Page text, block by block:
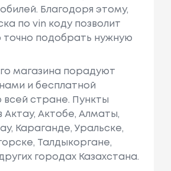
Благодоря этому,
по vin коду позволит
точно подобрать нужную
магазина порадуют
и бесплатной
всей стране. Пункты
Актау, Актобе, Алматы,
Караганде, Уральске,
Талдыкоргане,
городах Казахстана.